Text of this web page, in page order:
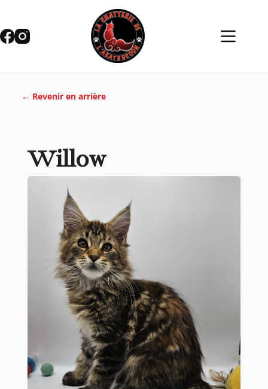
← Revenir en arrière
Willow